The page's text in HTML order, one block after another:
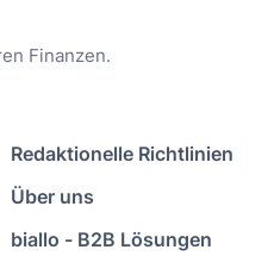
Finanzen.
Redaktionelle Richtlinien
Über uns
biallo - B2B Lösungen